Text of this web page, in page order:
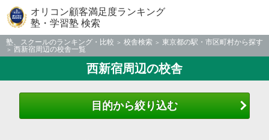
オリコン顧客満足度ランキング
塾・学習塾 検索
塾、スクールのランキング・比較 校舎検索
東京都の駅・市区町村から探す
西新宿周辺の校舎一覧
西新宿周辺の校舎
目的から絞り込む